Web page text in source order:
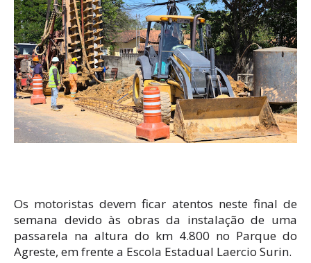
Os motoristas devem ficar atentos neste final de
semana devido às obras da instalação de uma
passarela na altura do km 4.800 no Parque do
Agreste, em frente a Escola Estadual Laercio Surin.